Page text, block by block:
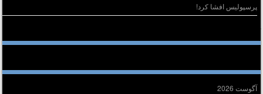
پرسپولیس افشا کرد!
آگوست 2026